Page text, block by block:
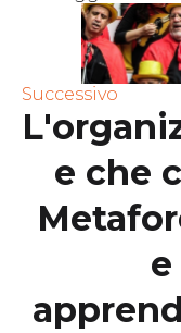
Successivo
e che
e